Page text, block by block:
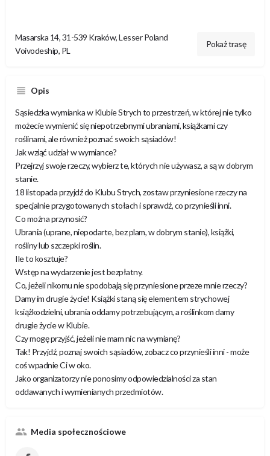
Masarska 14, 31-539 Kraków, Lesser Poland
Voivodeship, PL
Pokaż trasę
Opis
Sąsiedzka wymianka w Klubie Strych to przestrzeń, w której nie tylko
możecie wymienić się niepotrzebnymi ubraniami, książkami czy
roślinami, ale również poznać swoich sąsiadów!
Jak wziąć udział w wymiance?
Przejrzyj swoje rzeczy, wybierz te, których nie używasz, a są w dobrym
stanie.
18 listopada przyjdź do Klubu Strych, zostaw przyniesione rzeczy na
specjalnie przygotowanych stołach i sprawdź, co przynieśli inni.
Co można przynosić?
Ubrania (uprane, niepodarte, bez plam, w dobrym stanie), książki,
rośliny lub szczepki roślin.
Ile to kosztuje?
Wstęp na wydarzenie jest bezpłatny.
Co, jeżeli nikomu nie spodobają się przyniesione przeze mnie rzeczy?
Damy im drugie życie! Książki staną się elementem strychowej
książkodzielni, ubrania oddamy potrzebującym, a roślinkom damy
drugie życie w Klubie.
Czy mogę przyjść, jeżeli nie mam nic na wymianę?
Tak! Przyjdź, poznaj swoich sąsiadów, zobacz co przynieśli inni - może
coś wpadnie Ci w oko.
Jako organizatorzy nie ponosimy odpowiedzialności za stan
oddawanych i wymienianych przedmiotów.
Media społecznościowe